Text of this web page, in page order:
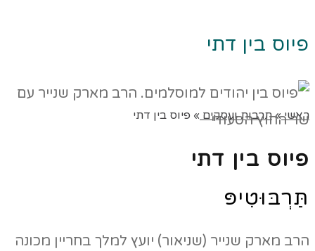
פיוס בין דתי
ראשי » תרבות ועסקים » פיוס בין דתי
פיוס בין דתי
תַּרְבּוּטִיפּ
הרב מארק שנייר (שניאור) יועץ למלך בחריין מכונה